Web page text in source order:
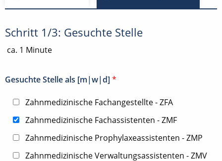
Schritt 1/3: Gesuchte Stelle
ca. 1 Minute
Gesuchte Stelle als [m|w|d] *
Zahnmedizinische Fachangestellte - ZFA
Zahnmedizinische Fachassistenten - ZMF
Zahnmedizinische Prophylaxeassistenten - ZMP
Zahnmedizinische Verwaltungsassistenten - ZMV